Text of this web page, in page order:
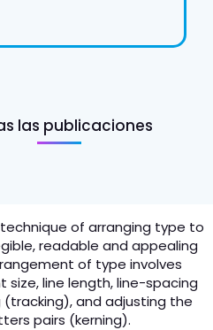
las publicaciones
of arranging type to
readable and appealing
of type involves
line length, line-spacing
and adjusting the
pairs (kerning).